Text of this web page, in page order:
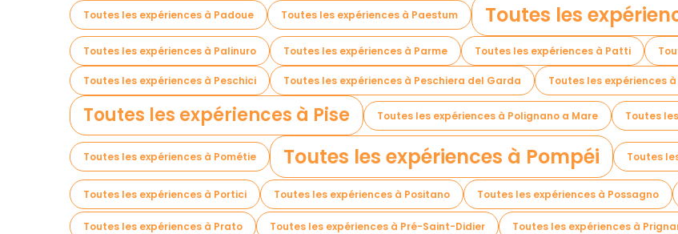
Toutes les expériences à Padoue Toutes les expériences à Paestum Toutes les
Toutes les expériences à Palinuro Toutes les expériences à Parme Toutes les expériences à Patti
Toutes les expériences à Peschici Toutes les expériences à Peschiera del Garda Toutes les expériences
Toutes les expériences à Pise Toutes les expériences à Polignano a Mare Toutes
Toutes les expériences à Pométie Toutes les expériences à Pompéi Toutes
Toutes les expériences à Portici Toutes les expériences à Positano Toutes les expériences à Possagno
Toutes les expériences à Prato Toutes les expériences à Pré-Saint-Didier Toutes les expériences à